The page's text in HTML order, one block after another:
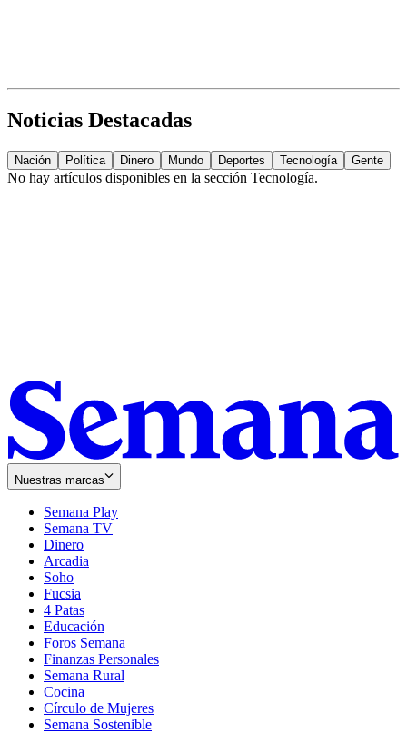
Noticias Destacadas
Nación Política Dinero Mundo Deportes Tecnología Gente
No hay artículos disponibles en la sección Tecnología.
Nuestras marcas
Semana Play
Semana TV
Dinero
Arcadia
Soho
in
new
window
Fucsia
in
new
window
4 Patas
Educación
Foros Semana
Finanzas Personales
Semana Rural
Cocina
Círculo de Mujeres
Semana Sostenible